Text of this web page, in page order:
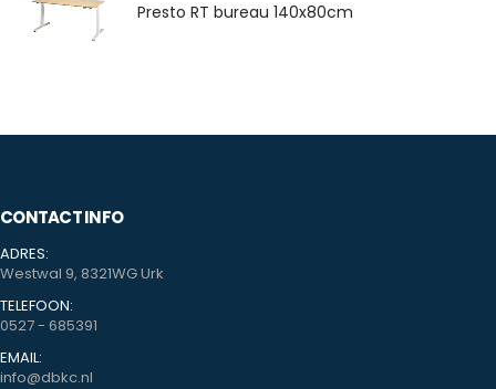
Presto RT bureau 140x80cm
CONTACT INFO
ADRES:
Westwal 9, 8321WG Urk
TELEFOON:
0527 - 685391
EMAIL:
info@dbkc.nl